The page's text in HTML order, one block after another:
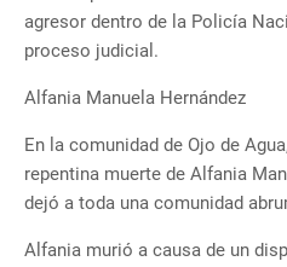
agresor dentro de la Policía
proceso judicial.
Alfania Manuela Hernández
En la comunidad de Ojo de
repentina muerte de Alfania
dejó a toda una comunidad
Alfania murió a causa de un